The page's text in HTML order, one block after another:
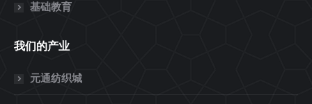
基础教育
我们的产业
元通纺织城